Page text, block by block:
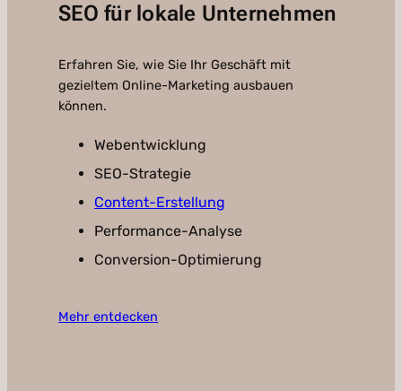
SEO für lokale Unternehmen
Erfahren Sie, wie Sie Ihr Geschäft mit
gezieltem Online-Marketing ausbauen
können.
Webentwicklung
SEO-Strategie
Content-Erstellung
Performance-Analyse
Conversion-Optimierung
Mehr entdecken